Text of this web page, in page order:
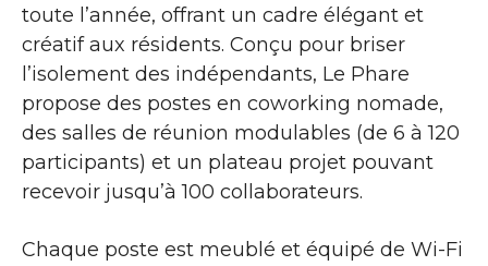
toute l’année, offrant un cadre élégant et
créatif aux résidents. Conçu pour briser
l’isolement des indépendants, Le Phare
propose des postes en coworking nomade,
des salles de réunion modulables (de 6 à 120
participants) et un plateau projet pouvant
recevoir jusqu’à 100 collaborateurs.
Chaque poste est meublé et équipé de Wi-Fi